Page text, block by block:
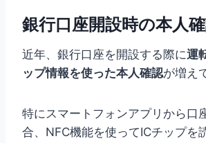
銀行口座開設時の本人
近年、銀行口座を開設する際に運
ップ情報を使った本人確認が増え
特にスマートフォンアプリから口
合、NFC機能を使ってICチップを